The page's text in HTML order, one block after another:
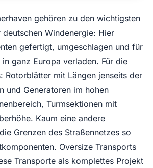
gehören zu den wichtigsten
deutschen Windenergie: Hier
gefertigt, umgeschlagen und für
ganz Europa verladen. Für die
Rotorblätter mit Längen jenseits der
und Generatoren im hohen
Turmsektionen mit
Kaum eine andere
Grenzen des Straßennetzes so
Oversize Transports
Transporte als komplettes Projekt